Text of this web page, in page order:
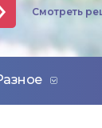
Смотреть